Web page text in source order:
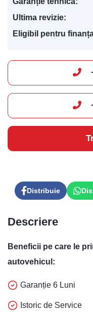
Ultima revizie:
Eligibil pentru
Distribuie
Descriere
Beneficii pe care le
autovehicul:
Garanție 6 Luni
Istoric de Service